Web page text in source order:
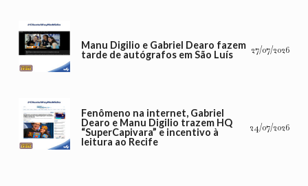
Manu Digilio e Gabriel Dearo fazem
tarde de autógrafos em São Luís
27/07/2026
Fenômeno na internet, Gabriel
Dearo e Manu Digilio trazem HQ
“SuperCapivara” e incentivo à
leitura ao Recife
24/07/2026